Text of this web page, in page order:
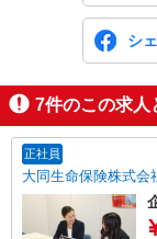
シ
7件のこの求人
正社員
大同生命保険株式